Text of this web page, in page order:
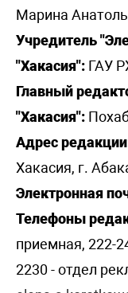
Марина
Учредитель
"Хакасия": ГАУ
Главный
"Хакасия":
Адрес
Хакасия, г.
Электронная
Телефоны
приемная, 222-
2230 - отдел